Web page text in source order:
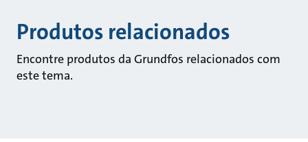
Produtos relacionados
Encontre produtos da Grundfos relacionados com
este tema.